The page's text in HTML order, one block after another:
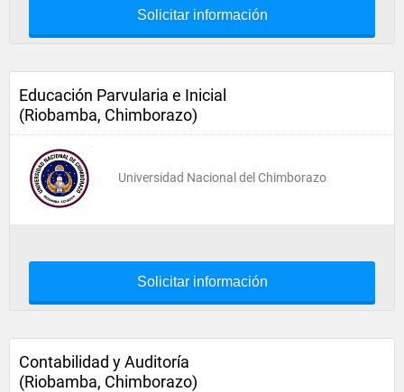
Solicitar información
Educación Parvularia e Inicial
(Riobamba, Chimborazo)
Universidad Nacional del Chimborazo
Solicitar información
Contabilidad y Auditoría
(Riobamba, Chimborazo)